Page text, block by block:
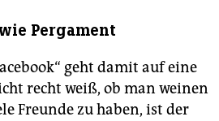
Pergament
geht damit auf eine
recht weiß, ob man weinen
Freunde zu haben, ist der